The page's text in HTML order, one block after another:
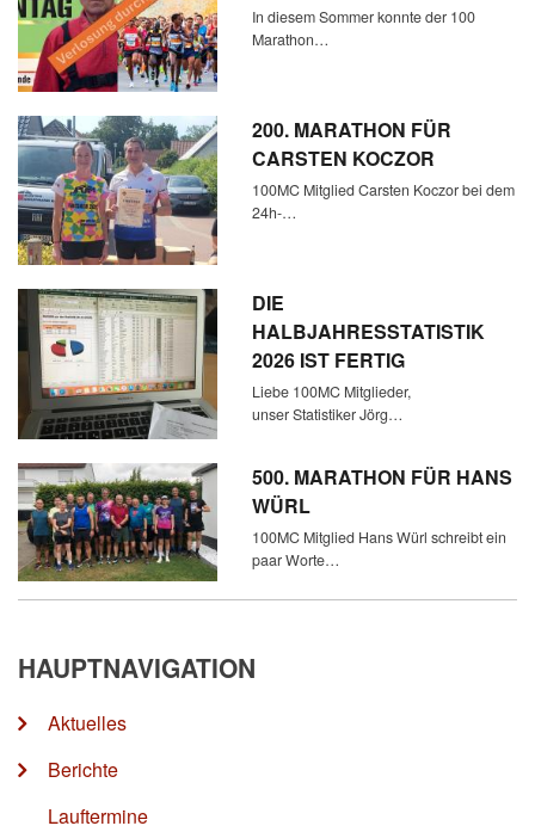
In diesem Sommer konnte der 100
Marathon…
200. MARATHON FÜR
CARSTEN KOCZOR
100MC Mitglied Carsten Koczor bei dem
24h-…
DIE
HALBJAHRESSTATISTIK
2026 IST FERTIG
Liebe 100MC Mitglieder,
unser Statistiker Jörg…
500. MARATHON FÜR HANS
WÜRL
100MC Mitglied Hans Würl schreibt ein
paar Worte…
HAUPTNAVIGATION
Aktuelles
Berichte
Lauftermine